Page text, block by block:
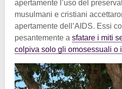
apertamente l’uso del
musulmani e cristiani
apertamente dell’AIDS. Essi
pesantemente a sfatare i miti
colpiva solo gli omosessuali o